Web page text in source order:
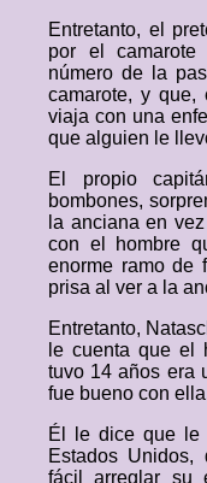
Entretanto, el
por el camarote
número de la
camarote, y que,
viaja con una
que alguien le
El propio
bombones,
la anciana en
con el hombre
enorme ramo de
prisa al ver a la
Entretanto,
le cuenta que el
tuvo 14 años era
fue bueno con
Él le dice que le
Estados
fácil arreglar su